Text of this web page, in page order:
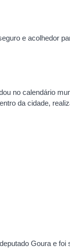
e acolhedor
no calendário
da cidade,
Goura e foi